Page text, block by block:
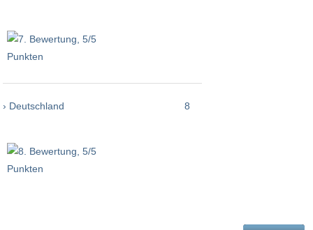
› Deutschland 8